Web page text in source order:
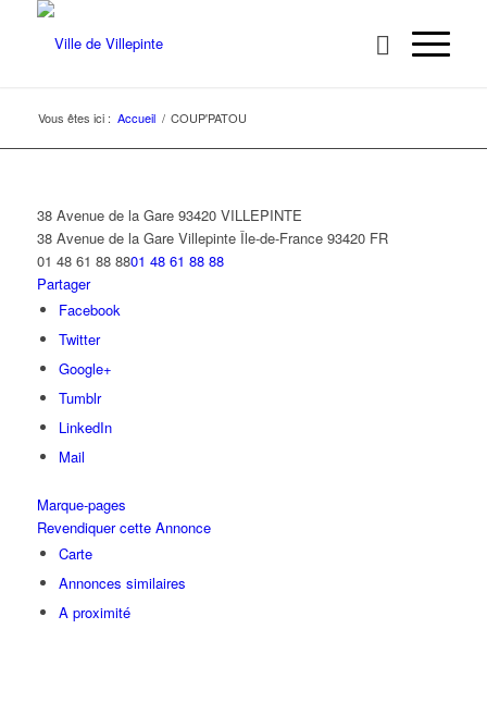
Vous êtes ici : Accueil / COUP'PATOU
38 Avenue de la Gare 93420 VILLEPINTE
38 Avenue de la Gare Villepinte Île-de-France 93420 FR
01 48 61 88 8801 48 61 88 88
Partager
Facebook
Twitter
Google+
Tumblr
LinkedIn
Mail
Marque-pages
Revendiquer cette Annonce
Carte
Annonces similaires
A proximité